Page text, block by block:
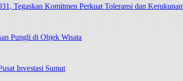
Tegaskan Komitmen Perkuat Toleransi dan Kerukunan
Pungli di Objek Wisata
Investasi Sumut